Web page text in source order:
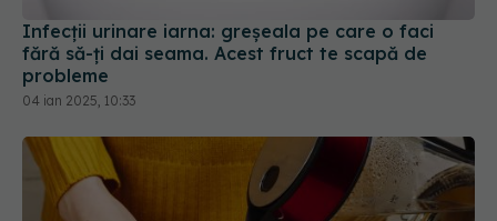
Infecții urinare iarna: greșeala pe care o faci
fără să-ți dai seama. Acest fruct te scapă de
probleme
04 ian 2025, 10:33